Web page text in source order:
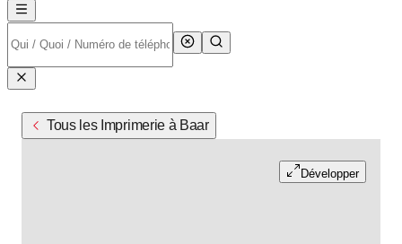
Tous les Imprimerie à Baar
Développer